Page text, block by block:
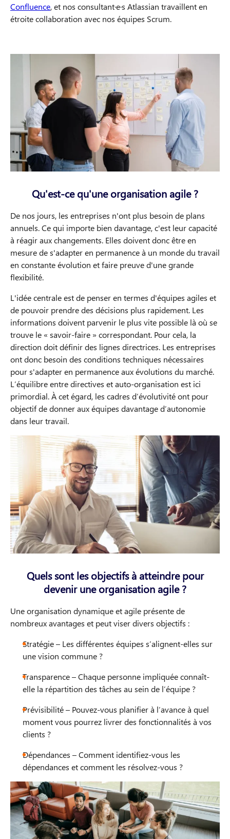
Confluence, et nos consultant·e·s Atlassian travaillent en
étroite collaboration avec nos équipes Scrum.
Qu'est-ce qu'une organisation agile ?
De nos jours, les entreprises n'ont plus besoin de plans
annuels. Ce qui importe bien davantage, c'est leur capacité
à réagir aux changements. Elles doivent donc être en
mesure de s'adapter en permanence à un monde du travail
en constante évolution et faire preuve d'une grande
flexibilité.
L'idée centrale est de penser en termes d'équipes agiles et
de pouvoir prendre des décisions plus rapidement. Les
informations doivent parvenir le plus vite possible là où se
trouve le « savoir-faire » correspondant. Pour cela, la
direction doit définir des lignes directrices. Les entreprises
ont donc besoin des conditions techniques nécessaires
pour s'adapter en permanence aux évolutions du marché.
L’équilibre entre directives et auto-organisation est ici
primordial. À cet égard, les cadres d’évolutivité ont pour
objectif de donner aux équipes davantage d’autonomie
dans leur travail.
Quels sont les objectifs à atteindre pour
devenir une organisation agile ?
Une organisation dynamique et agile présente de
nombreux avantages et peut viser divers objectifs :
Stratégie – Les différentes équipes s’alignent-elles sur
une vision commune ?
Transparence – Chaque personne impliquée connaît-
elle la répartition des tâches au sein de l’équipe ?
Prévisibilité – Pouvez-vous planifier à l’avance à quel
moment vous pourrez livrer des fonctionnalités à vos
clients ?
Dépendances – Comment identifiez-vous les
dépendances et comment les résolvez-vous ?